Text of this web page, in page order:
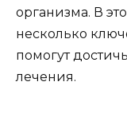
организма. В
несколько
помогут
лечения.